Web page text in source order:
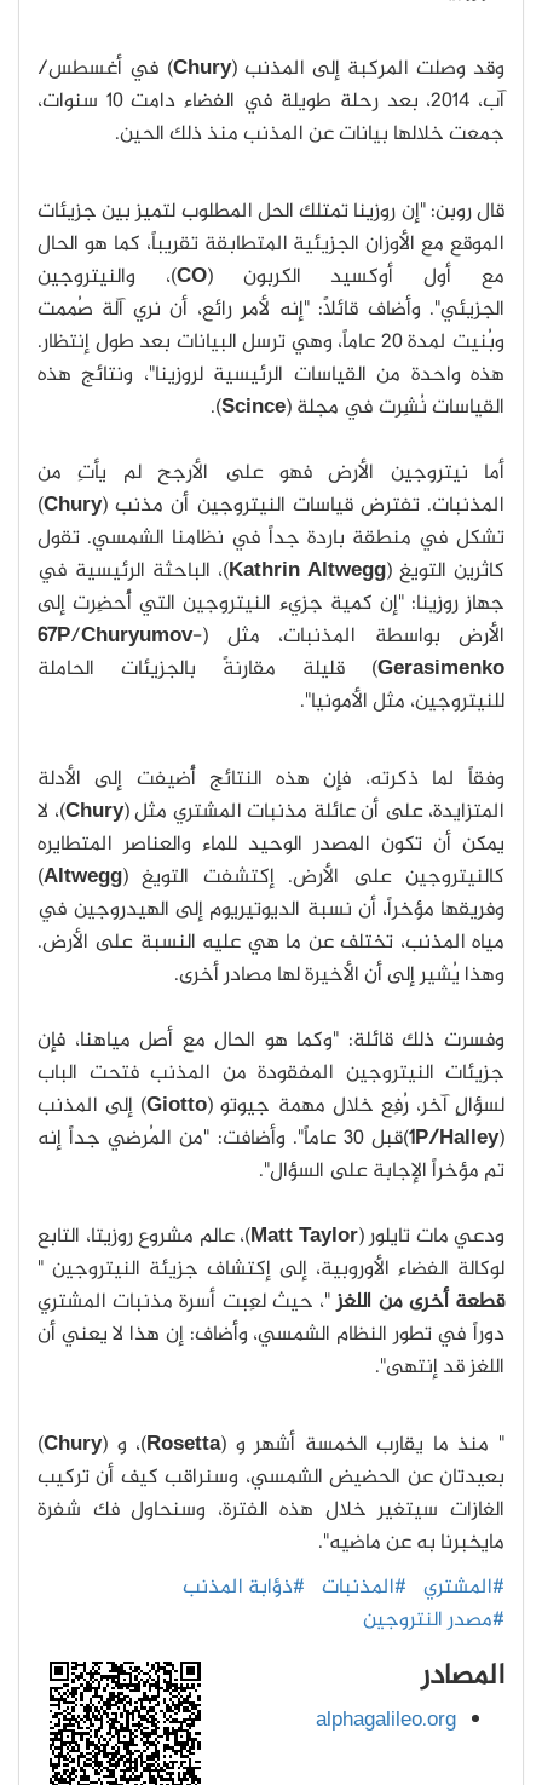
وقد وصلت المركبة إلى المذنب (Chury) في أغسطس/
آب، 2014، بعد رحلة طويلة في الفضاء دامت 10 سنوات،
جمعت خلالها بيانات عن المذنب منذ ذلك الحين.
قال روبن: "إن روزينا تمتلك الحل المطلوب لتميز بين جزيئات
الموقع مع الأوزان الجزيئية المتطابقة تقريباً، كما هو الحال
مع أول أوكسيد الكربون (CO)، والنيتروجين
الجزيئي". وأضاف قائلاً: "إنه لأمر رائع، أن نري آلة صُممت
وبُنيت لمدة 20 عاماً، وهي ترسل البيانات بعد طول إنتظار.
هذه واحدة من القياسات الرئيسية لروزينا"، ونتائج هذه
القياسات نُشِرت في مجلة (Scince
).
أما نيتروجين الأرض فهو على الأرجح لم يأتِ من
المذنبات. تفترض قياسات النيتروجين أن مذنب (Chury
)
تشكل في منطقة باردة جداً في نظامنا الشمسي. تقول
كاثرين التويغ (Kathrin Altwegg)، الباحثة الرئيسية في
جهاز روزينا: "إن كمية جزيء النيتروجين التي أُحضِرت إلى
الأرض بواسطة المذنبات، مثل (
67P/Churyumov-
Gerasimenko) قليلة مقارنةً بالجزيئات الحاملة
للنيتروجين، مثل الأمونيا".
وفقاً لما ذكرته، فإن هذه النتائج أُضيفت إلى الأدلة
المتزايدة، على أن عائلة مذنبات المشتري مثل (Chury)، لا
يمكن أن تكون المصدر الوحيد للماء والعناصر المتطايره
كالنيتروجين على الأرض. إكتشفت التويغ (Altwegg
)
وفريقها مؤخراً، أن نسبة الديوتيريوم إلى الهيدروجين في
مياه المذنب، تختلف عن ما هي عليه النسبة على الأرض.
وهذا يُشير إلى أن الأخيرة لها مصادر أخرى.
وفسرت ذلك قائلة: "وكما هو الحال مع أصل مياهنا، فإن
جزيئات النيتروجين المفقودة من المذنب فتحت الباب
لسؤالٍ آخر، رُفِع خلال مهمة جيوتو (Giotto) إلى المذنب
(
1P/Halley
)قبل 30 عاماً". وأضافت: "من المُرضي جداً إنه
تم مؤخراً الإجابة على السؤال".
ودعي مات تايلور (Matt Taylor)، عالم مشروع روزيتا، التابع
لوكالة الفضاء الأوروبية، إلى إكتشاف جزيئة النيتروجين "
قطعة أخرى من اللغز"، حيث لعِبت أسرة مذنبات المشتري
دوراً في تطور النظام الشمسي، وأضاف: إن هذا لا يعني أن
اللغز قد إنتهى".
" منذ ما يقارب الخمسة أشهر و (Rosetta)، و (Chury
)
بعيدتان عن الحضيض الشمسي، وسنراقب كيف أن تركيب
الغازات سيتغير خلال هذه الفترة، وسنحاول فك شفرة
مايخبرنا به عن ماضيه".
#المشتري #المذنبات #ذؤابة المذنب
#مصدر النتروجين
المصادر
alphagalileo.org